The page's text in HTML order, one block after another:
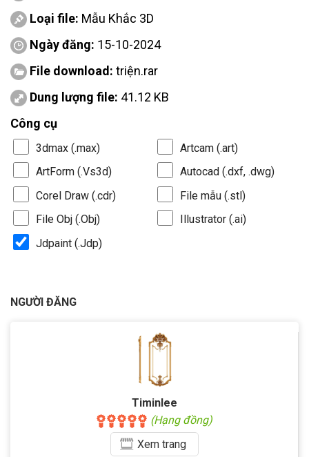
Loại file: Mẫu Khắc 3D
Ngày đăng: 15-10-2024
File download: triện.rar
Dung lượng file: 41.12 KB
Công cụ
3dmax (.max)
Artcam (.art)
ArtForm (.Vs3d)
Autocad (.dxf, .dwg)
Corel Draw (.cdr)
File mẫu (.stl)
File Obj (.Obj)
Illustrator (.ai)
Jdpaint (.Jdp)
NGƯỜI ĐĂNG
Timinlee
(Hạng đồng)
Xemtrang